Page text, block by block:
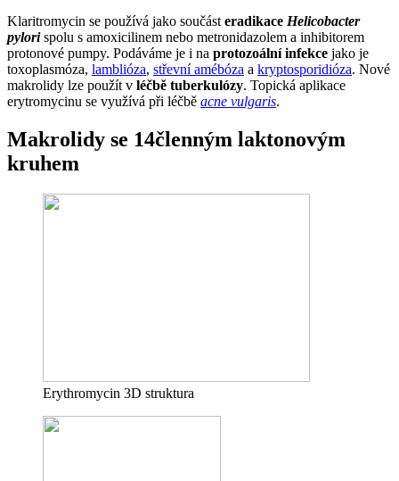
Klaritromycin se používá jako součást eradikace Helicobacter
pylorispolu s amoxicilinem nebo metronidazolem a inhibitorem
protonové pumpy. Podáváme je i na protozoální infekce jako je
toxoplasmóza, lamblióza, střevní amébóza a kryptosporidióza. Nové
makrolidy lze použít v léčbě tuberkulózy. Topická aplikace
erytromycinu se využívá při léčbě acne vulgaris.
Makrolidy se 14členným laktonovým
kruhem
Erythromycin 3D struktura